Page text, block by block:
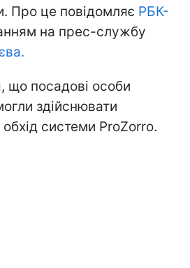
Про це повідомляє РБК-
на прес-службу
що посадові особи
здійснювати
системи ProZorro.